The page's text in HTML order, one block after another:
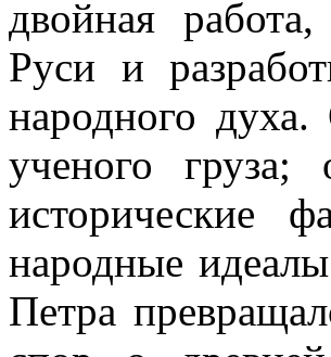
двойная
Руси и
народного
ученого груза;
исторические
народные
Петра